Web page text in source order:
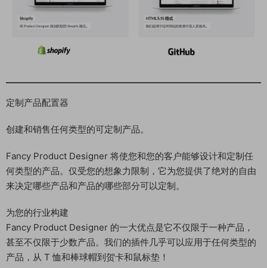
定制产品配置器
创建和销售任何类型的可定制产品。
Fancy Product Designer 将使您和您的客户能够设计和定制任
何类型的产品。仅受您的想象力限制，它为您提供了绝对的自由
来决定哪些产品和产品的哪些部分可以定制。
为您的行业构建
Fancy Product Designer 的一大优点是它不仅限于一种产品，
甚至不仅限于少数产品。我们的插件几乎可以应用于任何类型的
产品，从 T 恤和棒球帽到贺卡和鼠标垫！